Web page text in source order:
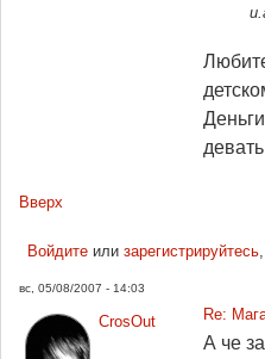
Вверх
Войдитеили зарегистрируйтесь
вс, 05/08/2007 - 14:03
CrosOut
Re:
А че